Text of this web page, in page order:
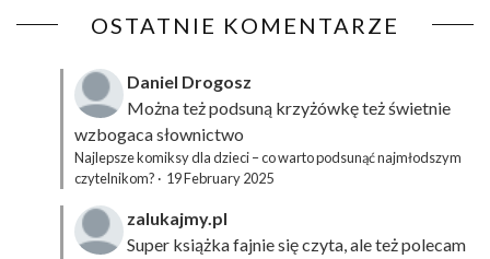
OSTATNIE KOMENTARZE
Daniel Drogosz
Można też podsuną krzyżówkęteż świetnie
wzbogaca słownictwo
Najlepsze komiksy dla dzieci – co warto podsunąć najmłodszym
czytelnikom? · 19 February 2025
zalukajmy.pl
Super książka fajnie się czyta, ale też polecam